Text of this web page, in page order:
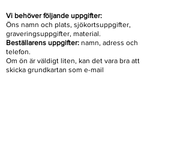
Vi behöver följande uppgifter:
Öns namn och plats, sjökortsuppgifter,
graveringsuppgifter, material.
Beställarens uppgifter: namn, adress och
telefon.
Om ön är väldigt liten, kan det vara bra att
skicka grundkartan som e-mail